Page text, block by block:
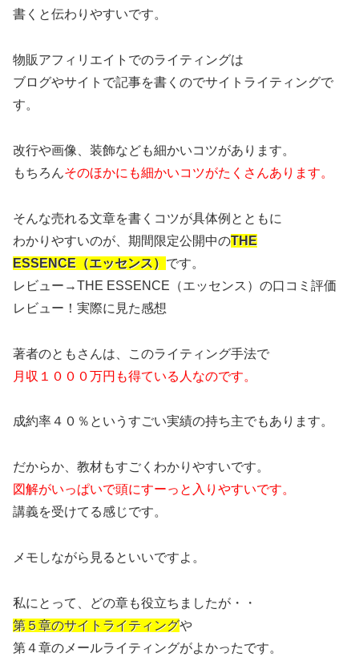
書くと伝わりやすいです。
物販アフィリエイトでのライティングは
ブログやサイトで記事を書くのでサイトライティングで
す。
改行や画像、装飾なども細かいコツがあります。
もちろんそのほかにも細かいコツがたくさんあります。
そんな売れる文章を書くコツが具体例とともに
わかりやすいのが、期間限定公開中のTHE
ESSENCE（エッセンス） です。
レビュー→THE ESSENCE（エッセンス）の口コミ評価
レビュー！実際に見た感想
著者のともさんは、このライティング手法で
月収１０００万円も得ている人なのです。
成約率４０％というすごい実績の持ち主でもあります。
だからか、教材もすごくわかりやすいです。
図解がいっぱいで頭にすーっと入りやすいです。
講義を受けてる感じです。
メモしながら見るといいですよ。
私にとって、どの章も役立ちましたが・・
第５章のサイトライティングや
第４章のメールライティングがよかったです。